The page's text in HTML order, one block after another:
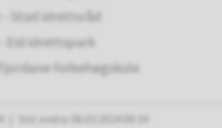
- Stad idrettsråd
Eid idrettspark
folkehøgskule
Sist endra